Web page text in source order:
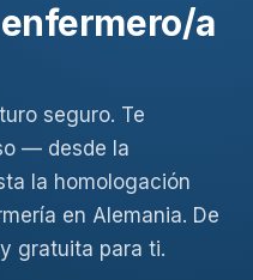
a
seguro. Te
— desde la
la homologación
en Alemania. De
gratuita para ti.